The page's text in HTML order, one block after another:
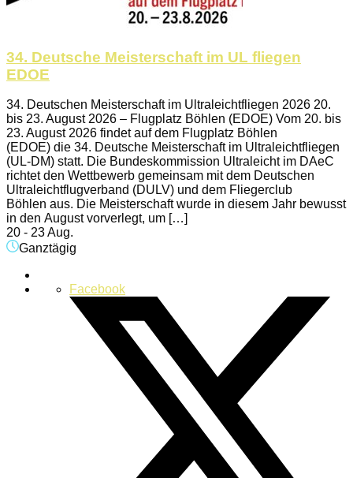
34. Deutsche Meisterschaft im UL fliegen
EDOE
34. Deutschen Meisterschaft im Ultraleichtfliegen 2026 20.
bis 23. August 2026 – Flugplatz Böhlen (EDOE) Vom 20. bis
23. August 2026 findet auf dem Flugplatz Böhlen
(EDOE) die 34. Deutsche Meisterschaft im Ultraleichtfliegen
(UL-DM) statt. Die Bundeskommission Ultraleicht im DAeC
richtet den Wettbewerb gemeinsam mit dem Deutschen
Ultraleichtflugverband (DULV) und dem Fliegerclub
Böhlen aus. Die Meisterschaft wurde in diesem Jahr bewusst
in den August vorverlegt, um […]
20 - 23 Aug.
Ganztägig
Facebook